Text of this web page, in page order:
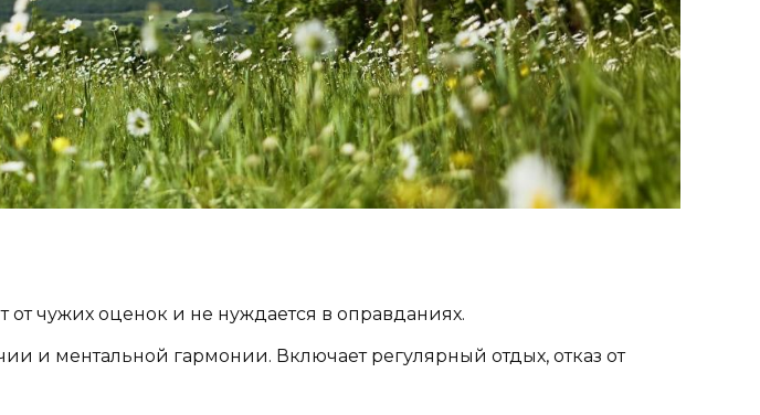
чужих оценок и не нуждается в оправданиях.
и ментальной гармонии. Включает регулярный отдых, отказ от